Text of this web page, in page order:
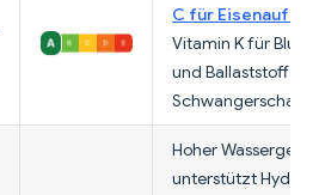
C für
Vitamin K für
und Ballaststoffe
Hoher
unterstützt